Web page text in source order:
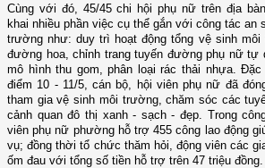
Cùng với đó, 45/45 chi hội phụ nữ trên địa
khai nhiều phần việc cụ thể gắn với công tác an
trường như: duy trì hoạt động tổng vệ sinh
đường hoa, chỉnh trang tuyến đường phụ nữ tự
mô hình thu gom, phân loại rác thải nhựa.
điểm 10 - 11/5, cán bộ, hội viên phụ nữ đã
tham gia vệ sinh môi trường, chăm sóc các
cảnh quan đô thị xanh - sạch - đẹp. Trong
viên phụ nữ phường hỗ trợ 455 công lao động
vụ; đồng thời tổ chức thăm hỏi, động viên các
ốm đau với tổng số tiền hỗ trợ trên 47 triệu đồng.